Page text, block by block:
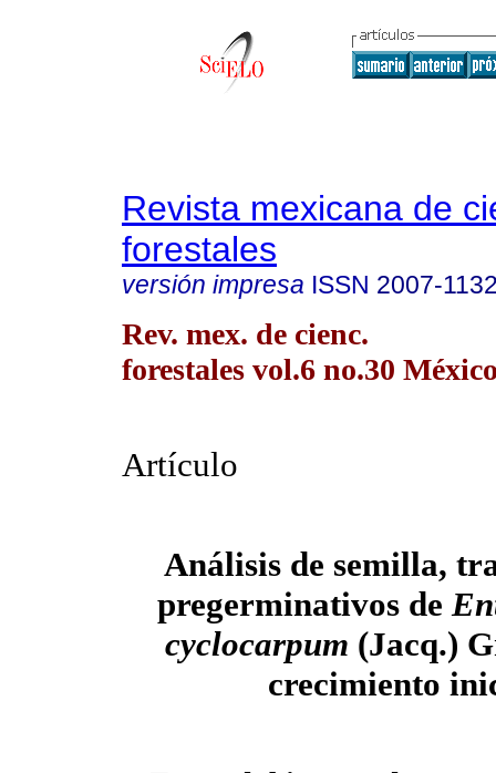
Revista mexicana de
forestales
versión impresa ISSN 2007-
Rev. mex. de cienc.
forestales vol.6 no.30
Artículo
Análisis de semilla,
pregerminativos de
cyclocarpum (Jacq.)
crecimiento